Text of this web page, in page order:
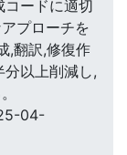
コードに適切
プローチを
,翻訳,修復作
以上削減し,
04-